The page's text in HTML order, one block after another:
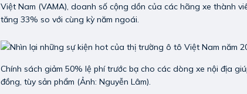
Việt Nam (VAMA), doanh số cộng dồn của các hãng xe thành
tăng 33% so với cùng kỳ năm ngoái.
Chính sách giảm 50% lệ phí trước bạ cho các dòng xe nội địa
đồng, tùy sản phẩm (Ảnh: Nguyễn Lâm).